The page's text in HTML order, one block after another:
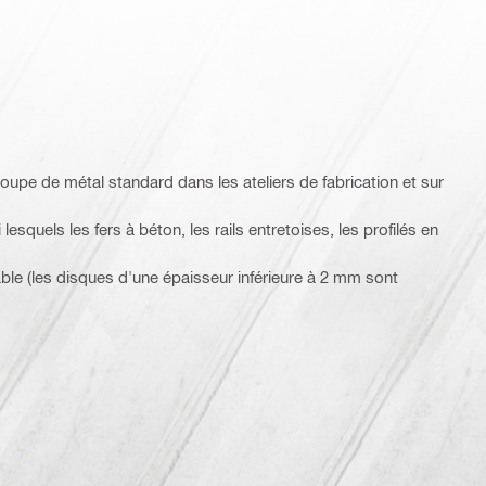
de métal standard dans les ateliers de fabrication et sur
les fers à béton, les rails entretoises, les profilés en
(les disques d'une épaisseur inférieure à 2 mm sont